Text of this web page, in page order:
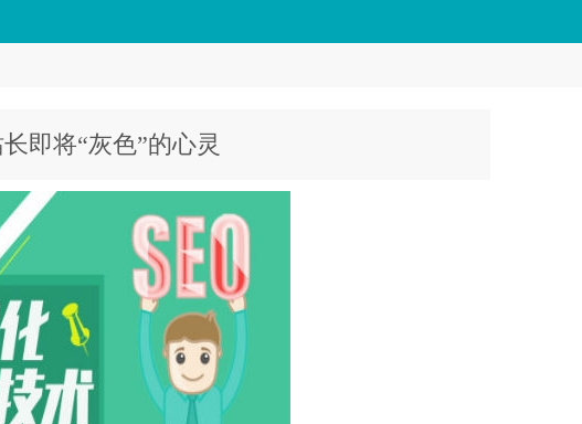
即将“灰色”的心灵